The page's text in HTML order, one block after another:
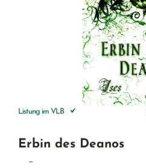
Listung im VLB
Erbin des Deanos
–